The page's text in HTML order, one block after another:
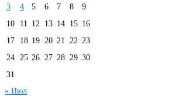
3
4 5 6 7 8
9
10
11 12 13 14 15 16
17
18 19 20 21 22 23
24 25 26 27 28 29 30
31
« Июл